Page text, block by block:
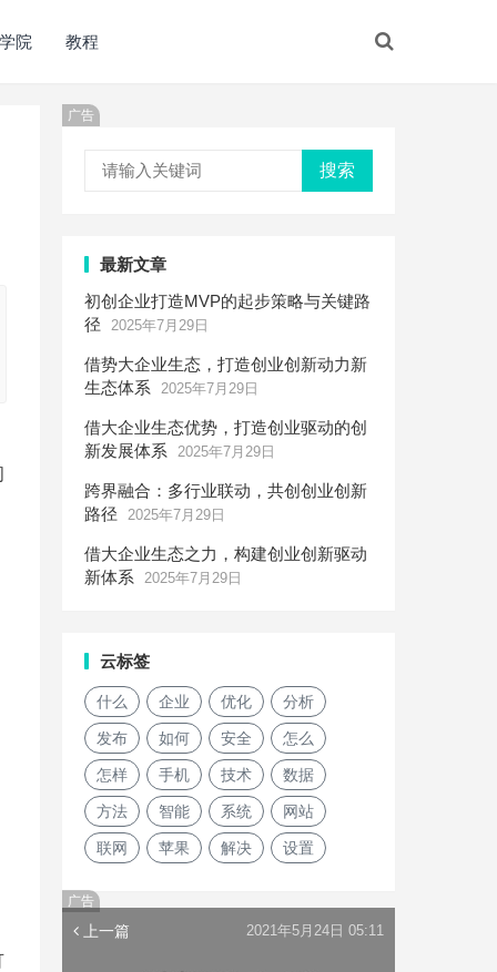
院 教程
广告
搜索
最新文章
初创企业打造MVP的起步策略与关键路
径
2025年7月29日
借势大企业生态，打造创业创新动力新
生态体系
2025年7月29日
借大企业生态优势，打造创业驱动的创
新发展体系
2025年7月29日
跨界融合：多行业联动，共创创业创新
路径
2025年7月29日
借大企业生态之力，构建创业创新驱动
新体系
2025年7月29日
云标签
什么 企业 优化 分析
发布 如何 安全 怎么
怎样 手机 技术 数据
方法 智能 系统 网站
联网 苹果 解决 设置
广告
上一篇 2021年5月24日 05:11